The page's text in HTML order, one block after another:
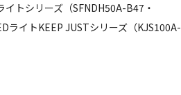
トシリーズ（SFNDH50A-B47・
ライトKEEP JUSTシリーズ（KJS100A-